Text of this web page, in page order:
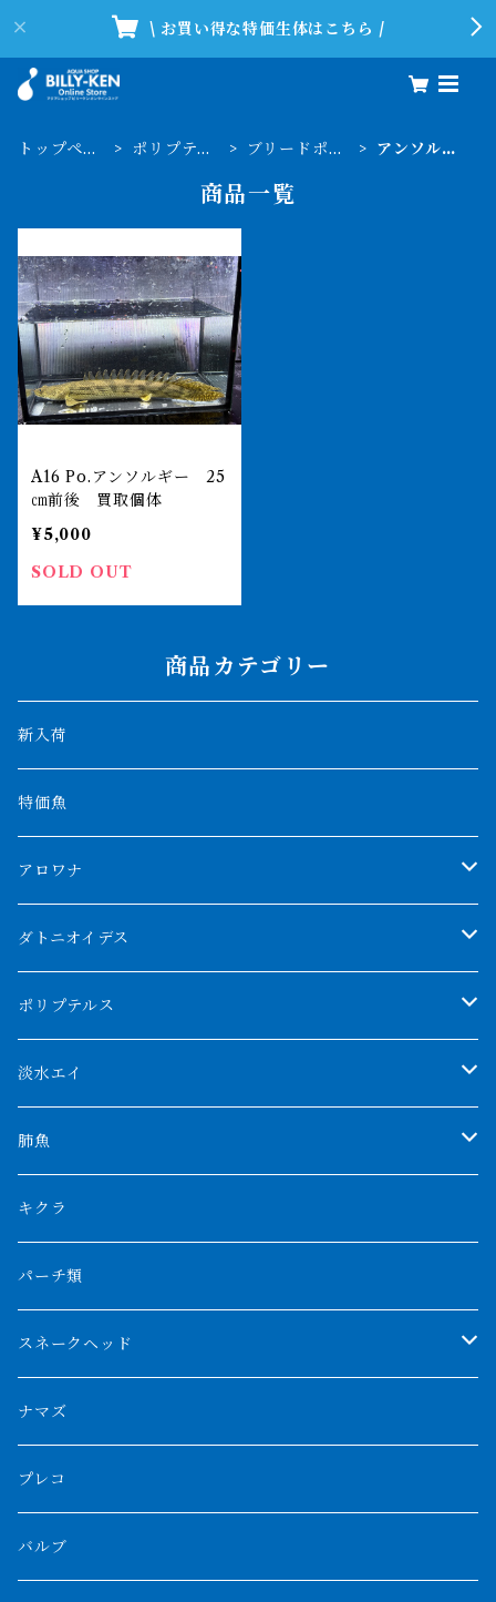
\ お買い得な特価生体はこちら /
トップペー
ポリプテル
ブリードポリ
アンソルギ
商品一覧
A16 Po.アンソルギー 25
㎝前後 買取個体
¥5,000
SOLD OUT
商品カテゴリー
新入荷
特価魚
アロワナ
クンパイ
アブソリュートレッド
AGUS スーパーレッドF4
特殊アロワナ
厳選 過背金龍
フルゴールデンクロスバック
ブルーベースクロスバック
BILLY-KENオリジナルブランド紅龍
チョッパーレッド
ブルレッド
その他アジアアロワナ
特殊個体
紅龍
シルバーアロワナ
ブラックアロワナ
ノーザンバラムンディ
ダトニオイデス
シャムタイガー
特殊ダトニオ
ダトニオプラスワン
リアルバンド
フォークバンド
フォーバータイガー
メニーバータイガー
ニューギニアダトニオ
ポリプテルス
モンスターポリプ
特殊ポリプ
プラチナ個体
ショート個体
ハイブリッドポリプ
エンドリケリー
ギニア
ナイジェリア
ナイルビチャー
ナポレオンビチャー
バロ川
ビキールビキール
トゥルカナ湖
オモ川
タンガニーカビチャー
アンソルギー
淡水エイ
シナガワダイヤ
ダイヤモンドポルカ
クロコダイル
その他淡水エイ
肺魚
ネオケラ
その他肺魚
キクラ
パーチ類
スネークヘッド
チャンナバルカ
大型スネークヘッド
中型スネークヘッド
ナマズ
プレコ
バルブ